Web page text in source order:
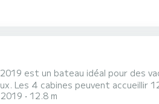
est un bateau idéal pour des
4 cabines peuvent accueillir 12
hors-
2019 12.8 m